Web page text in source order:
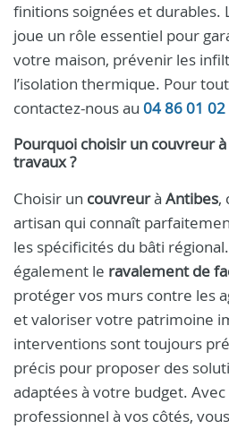
finitions soignées et durables.
joue un rôle essentiel pour
votre maison, prévenir les
l’isolation thermique. Pour
contactez-nous au 04 86 01
Pourquoi choisir un couvreurà
travaux ?
Choisir un couvreurà Antibes,
artisan qui connaît
les spécificités du bâti
également le ravalement de
protéger vos murs contre les
et valoriser votre patrimoine
interventions sont toujours
précis pour proposer des
adaptées à votre budget. Avec
professionnel à vos côtés,